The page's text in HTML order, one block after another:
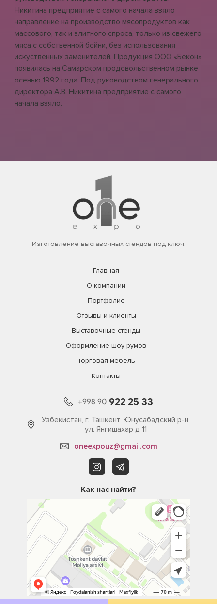
Никитина предприятие с самого начала взяло
направление на производство мясопродуктов как
массового, так и элитного спроса, только из свежего
мяса с собственной бойни, без использования
искуственных заменителей. Продукция ООО «Бекон»
появилась на Самарском продовольственном рынке
осенью 1992 года. Под руководством генерального
директора А.В. Никитина предприятие с самого
начала взяло.
Изготовление выставочных стендов под ключ.
Главная
О компании
Портфолио
Отзывы и клиенты
Выставочные стенды
Оформление шоу-румов
Торговая мебель
Контакты
+998 90 922 25 33
Узбекистан, г. Ташкент, Юнусабадский р-н,
ул. Янгишахар д 11
oneexpouz@gmail.com
Как нас найти?